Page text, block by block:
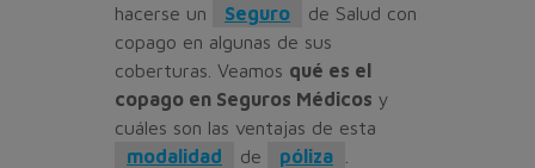
hacerse un
Seguro
de Salud con
copago en algunas de sus
coberturas. Veamos qué es el
copago en Seguros Médicos y
cuáles son las ventajas de esta
modalidad
de póliza